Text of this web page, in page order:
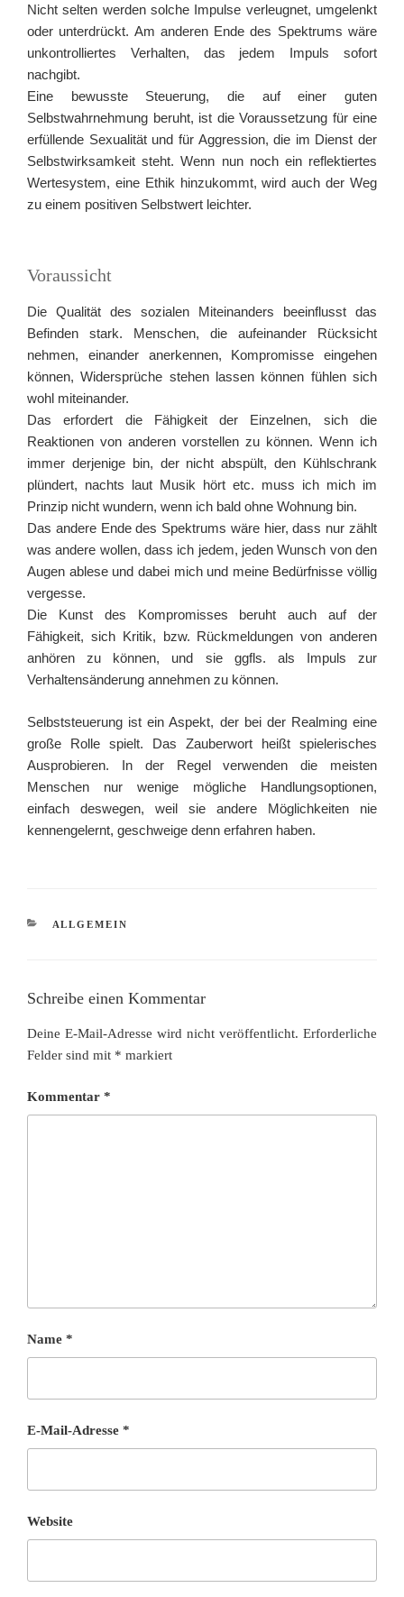
Nicht selten werden solche Impulse verleugnet, umgelenkt
oder unterdrückt. Am anderen Ende des Spektrums wäre
unkontrolliertes Verhalten, das jedem Impuls sofort
nachgibt.
Eine bewusste Steuerung, die auf einer guten
Selbstwahrnehmung beruht, ist die Voraussetzung für eine
erfüllende Sexualität und für Aggression, die im Dienst der
Selbstwirksamkeit steht. Wenn nun noch ein reflektiertes
Wertesystem, eine Ethik hinzukommt, wird auch der Weg
zu einem positiven Selbstwert leichter.
Voraussicht
Die Qualität des sozialen Miteinanders beeinflusst das
Befinden stark. Menschen, die aufeinander Rücksicht
nehmen, einander anerkennen, Kompromisse eingehen
können, Widersprüche stehen lassen können fühlen sich
wohl miteinander.
Das erfordert die Fähigkeit der Einzelnen, sich die
Reaktionen von anderen vorstellen zu können. Wenn ich
immer derjenige bin, der nicht abspült, den Kühlschrank
plündert, nachts laut Musik hört etc. muss ich mich im
Prinzip nicht wundern, wenn ich bald ohne Wohnung bin.
Das andere Ende des Spektrums wäre hier, dass nur zählt
was andere wollen, dass ich jedem, jeden Wunsch von den
Augen ablese und dabei mich und meine Bedürfnisse völlig
vergesse.
Die Kunst des Kompromisses beruht auch auf der
Fähigkeit, sich Kritik, bzw. Rückmeldungen von anderen
anhören zu können, und sie ggfls. als Impuls zur
Verhaltensänderung annehmen zu können.
Selbststeuerung ist ein Aspekt, der bei der Realming eine
große Rolle spielt. Das Zauberwort heißt spielerisches
Ausprobieren. In der Regel verwenden die meisten
Menschen nur wenige mögliche Handlungsoptionen,
einfach deswegen, weil sie andere Möglichkeiten nie
kennengelernt, geschweige denn erfahren haben.
KATEGORIEN
ALLGEMEIN
Schreibe einen Kommentar
Deine E-Mail-Adresse wird nicht veröffentlicht. Erforderliche
Felder sind mit * markiert
Kommentar *
Name *
E-Mail-Adresse *
Website